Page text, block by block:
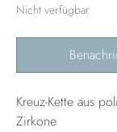
Nicht verfügbar
Kreuz-Kette aus
Zirkone